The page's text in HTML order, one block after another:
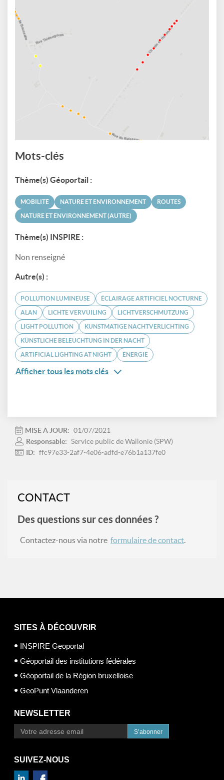
Mots-clés
Thème(s) Géoportail :
MOBILITÉ NATURE ET ENVIRONNEMENT ROUTES
NATURE ET ENVIRONNEMENT (AUTRE)
Thème(s) INSPIRE :
Non renseigné
Autre(s) :
POLLUTION LUMINEUSE ÉCLAIRAGE ARTIFICIEL NOCTURNE
ALAN LICHTE VERVUILING LICHTVERSCHMUTZUNG
LIGHT POLLUTION KUNSTMATIGE NACHTVERLICHTING
KÜNSTLICHE BELEUCHTUNG IN DER NACHT
ARTIFICIAL LIGHTING AT NIGHT ÉNERGIE
Afficher tous les mots clés
MISE À JOUR: 01/07/2021
Responsable: Service public de Wallonie (SPW)
ID: ffc97e33-2af7-4e06-adfd-e76b1a137fe0
CONTACT
Des questions sur ces données ?
Contactez-nous via notre formulaire de contact.
SITES À DÉCOUVRIR
INSPIRE Geoportal
Géoportail des institutions fédérales
Géoportail de la Région bruxelloise
GeoPunt Vlaanderen
NEWSLETTER
S’abonner
SUIVEZ-NOUS